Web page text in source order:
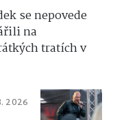
se nepovede
na
tratích v
2026